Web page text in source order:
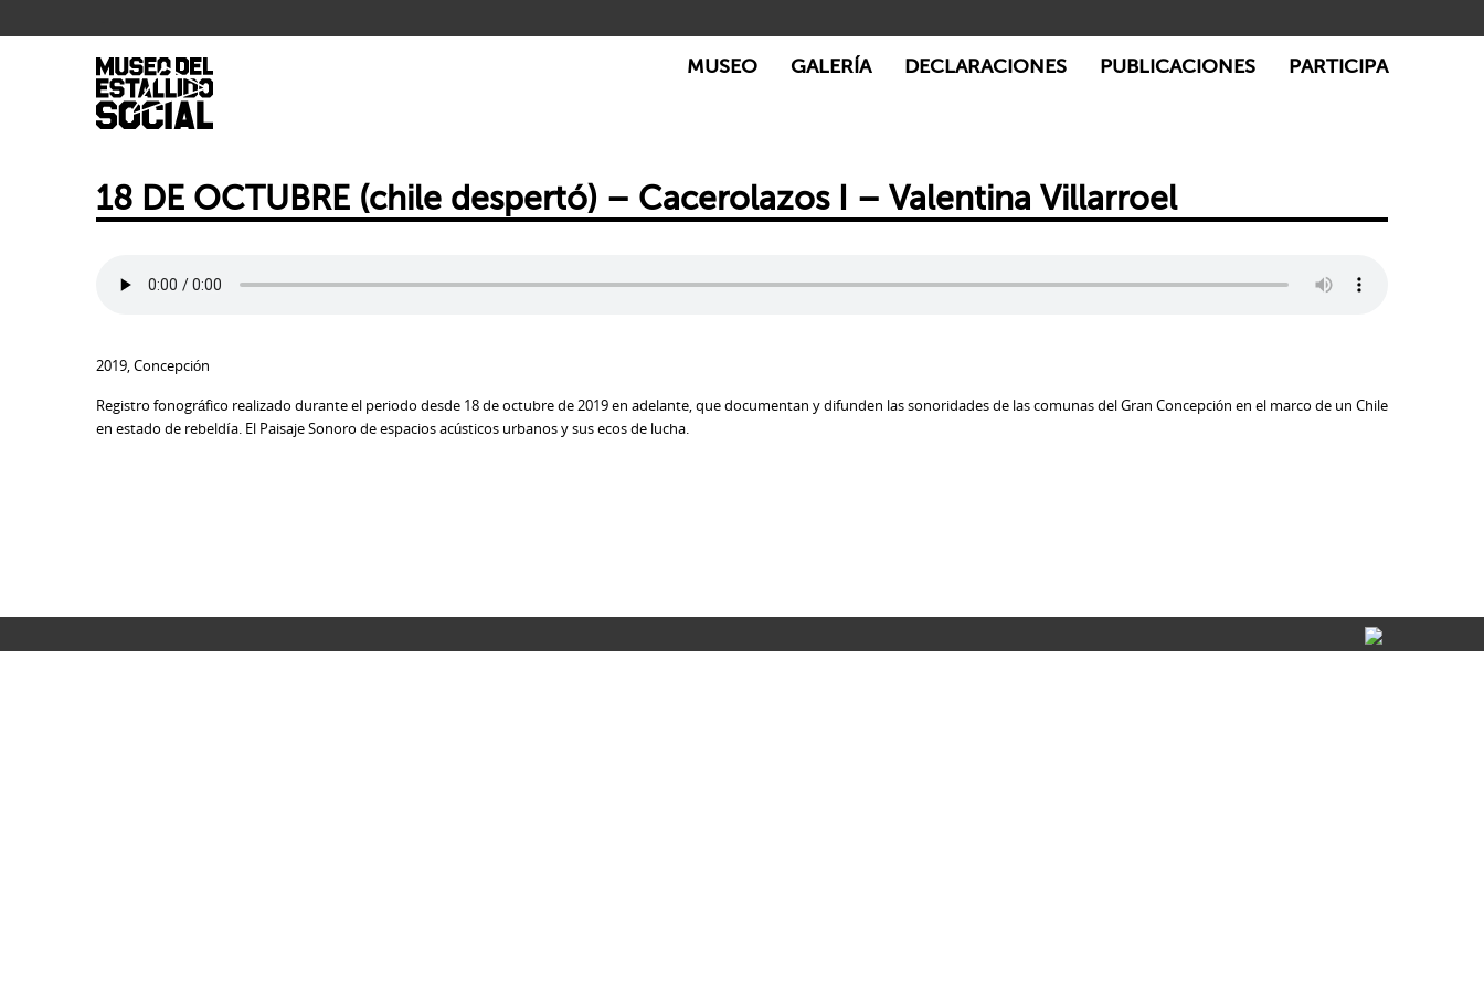
MUSEO GALERÍA DECLARACIONES PUBLICACIONES PARTICIPA
18 DE OCTUBRE (chile despertó) – Cacerolazos I – Valentina Villarroel
2019, Concepción
Registro fonográfico realizado durante el periodo desde 18 de octubre de 2019 en adelante, que documentan y difunden las sonoridades de las comunas del Gran Concepción en el marco de un Chile
en estado de rebeldía. El Paisaje Sonoro de espacios acústicos urbanos y sus ecos de lucha.